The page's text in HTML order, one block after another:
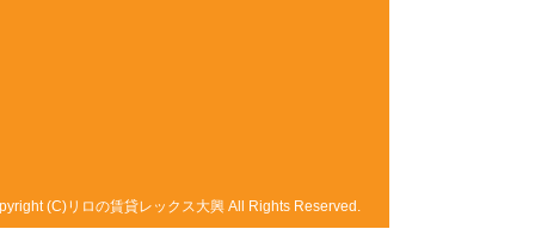
(C)リロの賃貸レックス大興 All Rights Reserved.